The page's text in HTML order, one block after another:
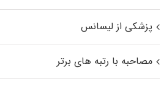
پزشکی از لیسانس
مصاحبه با رتبه های برتر